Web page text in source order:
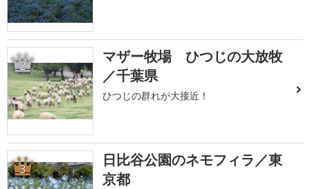
2
マザー牧場 ひつじの大放牧
／千葉県
ひつじの群れが大接近！
3
日比谷公園のネモフィラ／東
京都